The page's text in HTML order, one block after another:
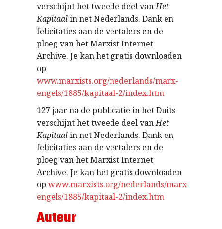
verschijnt het tweede deel vanHet
Kapitaalin net Nederlands. Dank en
felicitaties aan de vertalers en de
ploeg van het Marxist Internet
Archive. Je kan het gratis downloaden
op
www.marxists.org/nederlands/marx-
engels/1885/kapitaal-2/index.htm
127 jaar na de publicatie in het Duits
verschijnt het tweede deel vanHet
Kapitaalin net Nederlands. Dank en
felicitaties aan de vertalers en de
ploeg van het Marxist Internet
Archive. Je kan het gratis downloaden
op www.marxists.org/nederlands/marx-
engels/1885/kapitaal-2/index.htm
Auteur